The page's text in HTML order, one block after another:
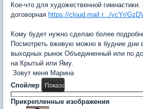
Кое-что для художественной
договорная https://cloud.mail.r.../vcYr/
Кому будет нужно сделаю более
Посмотреть вживую можно в будние дни
выходных рынок Объединенный или по
на Крытый или Яму.
Зовут меня Марина
Спойлер
Прикрепленные изображения